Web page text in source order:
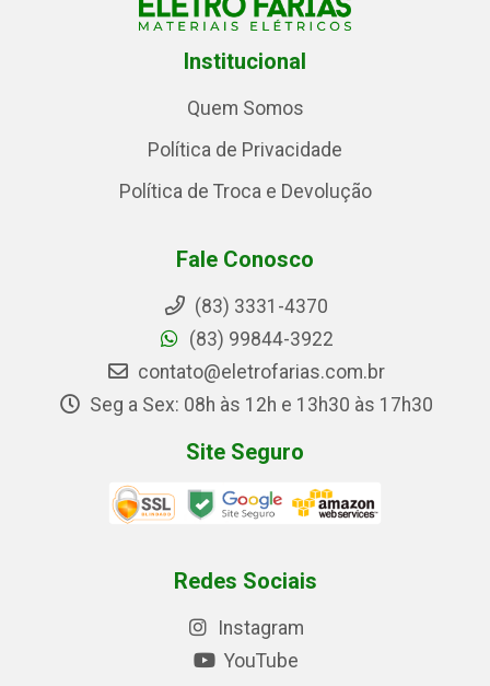
Institucional
Quem Somos
Política de Privacidade
Política de Troca e Devolução
Fale Conosco
(83) 3331-4370
(83) 99844-3922
contato@eletrofarias.com.br
Seg a Sex: 08h às 12h e 13h30 às 17h30
Site Seguro
Redes Sociais
Instagram
YouTube